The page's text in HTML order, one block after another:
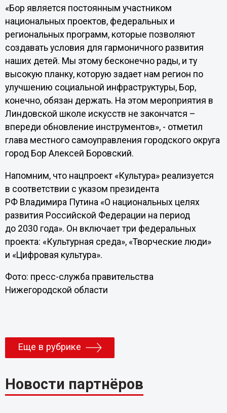
«Бор является постоянным участником
национальных проектов, федеральных и
региональных программ, которые позволяют
создавать условия для гармоничного развития
наших детей. Мы этому бесконечно рады, и ту
высокую планку, которую задает нам регион по
улучшению социальной инфраструктуры, Бор,
конечно, обязан держать. На этом мероприятия в
Линдовской школе искусств не закончатся –
впереди обновление инструментов», - отметил
глава местного самоуправления городского округа
город Бор Алексей Боровский.
Напомним, что нацпроект «Культура» реализуется
в соответствии с указом президента
РФ Владимира Путина «О национальных целях
развития Российской Федерации на период
до 2030 года». Он включает три федеральных
проекта: «Культурная среда», «Творческие люди»
и «Цифровая культура».
Фото: пресс-служба правительства
Нижегородской области
Еще в рубрике
Новости партнёров